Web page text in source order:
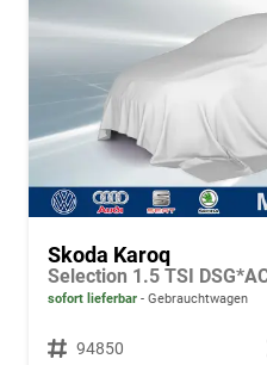
Skoda Karoq
sofort lieferbar Gebrauchtwagen
Fahrzeugnr. 94850